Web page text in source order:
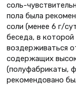
соль-
пола была
соли (менее 6 г/
беседа, в
воздерживаться
содержащих
(полуфабрикаты,
рекомендовано